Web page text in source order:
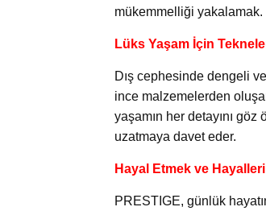
mükemmelliği yakalamak.
Lüks Yaşam İçin
Dış cephesinde dengeli
ince malzemelerden
yaşamın her detayını
uzatmaya davet eder.
Hayal Etmek ve
PRESTIGE, günlük